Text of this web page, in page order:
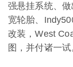
强悬挂系统、
宽轮胎、
改装，West
图，并付诸一试